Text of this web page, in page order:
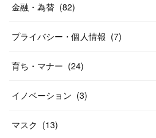
金融・為替 (82)
プライバシー・個人情報 (7)
育ち・マナー (24)
イノベーション (3)
マスク (13)